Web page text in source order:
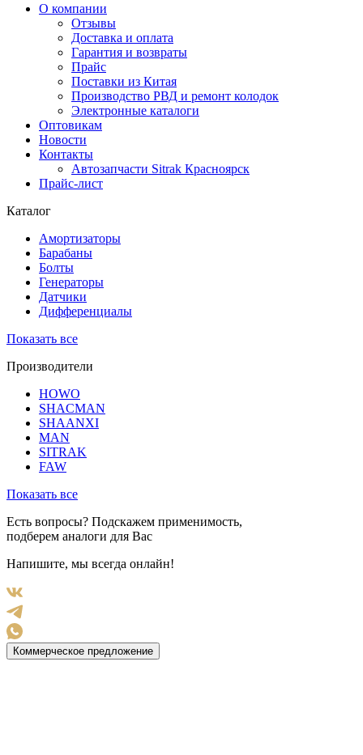
О компании
Отзывы
Доставка и оплата
Гарантия и возвраты
Прайс
Поставки из Китая
Производство РВД и ремонт колодок
Электронные каталоги
Оптовикам
Новости
Контакты
Автозапчасти Sitrak Красноярск
Прайс-лист
Каталог
Амортизаторы
Барабаны
Болты
Генераторы
Датчики
Дифференциалы
Показать все
Производители
HOWO
SHACMAN
SHAANXI
MAN
SITRAK
FAW
Показать все
Есть вопросы? Подскажем применимость,
подберем аналоги для Вас
Напишите, мы всегда онлайн!
Коммерческое предложение